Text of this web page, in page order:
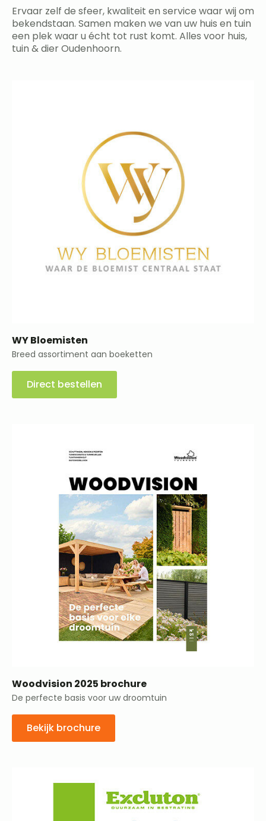
Ervaar zelf de sfeer, kwaliteit en service waar wij om
bekendstaan. Samen maken we van uw huis en tuin
een plek waar u écht tot rust komt. Alles voor huis,
tuin & dier Oudenhoorn.
WY Bloemisten
Breed assortiment aan boeketten
Direct bestellen
Woodvision 2025 brochure
De perfecte basis voor uw droomtuin
Bekijk brochure